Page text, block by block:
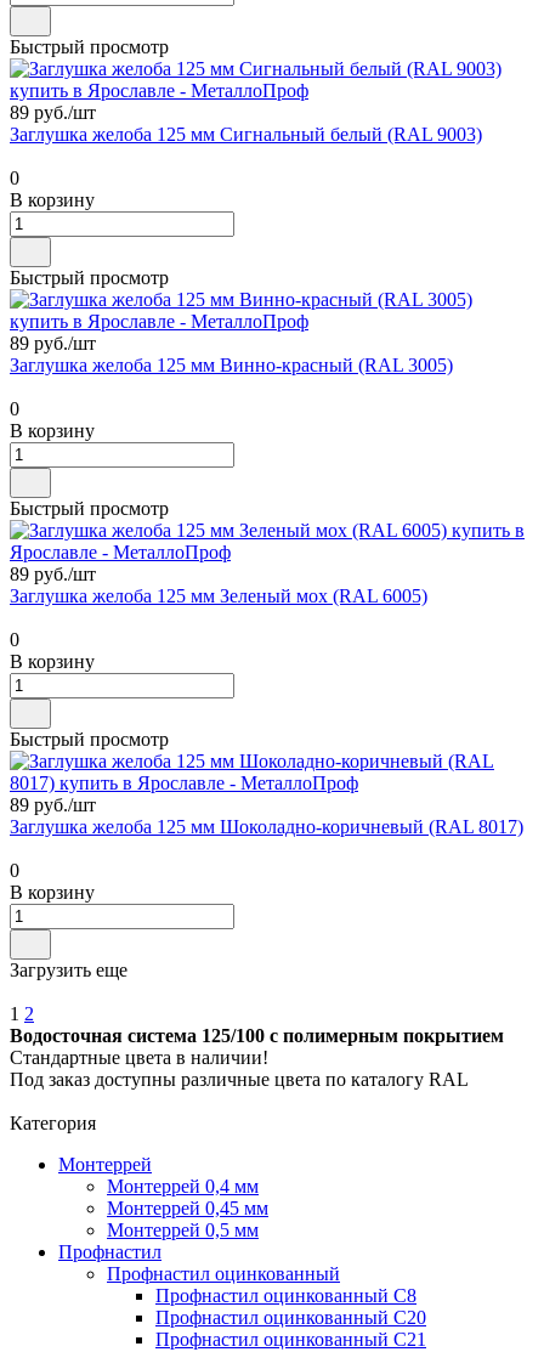
Быстрый просмотр
89 руб./шт
Заглушка желоба 125 мм Сигнальный белый (RAL 9003)
0
В корзину
Быстрый просмотр
89 руб./шт
Заглушка желоба 125 мм Винно-красный (RAL 3005)
0
В корзину
Быстрый просмотр
89 руб./шт
Заглушка желоба 125 мм Зеленый мох (RAL 6005)
0
В корзину
Быстрый просмотр
89 руб./шт
Заглушка желоба 125 мм Шоколадно-коричневый (RAL 8017)
0
В корзину
Загрузить еще
1 2
Водосточная система 125/100 с полимерным покрытием
Стандартные цвета в наличии!
Под заказ доступны различные цвета по каталогу RAL
Категория
Монтеррей
Монтеррей 0,4 мм
Монтеррей 0,45 мм
Монтеррей 0,5 мм
Профнастил
Профнастил оцинкованный
Профнастил оцинкованный С8
Профнастил оцинкованный С20
Профнастил оцинкованный С21